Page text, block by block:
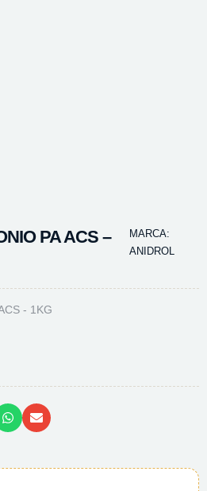
PA ACS –
MARCA:
ANIDROL
- 1KG